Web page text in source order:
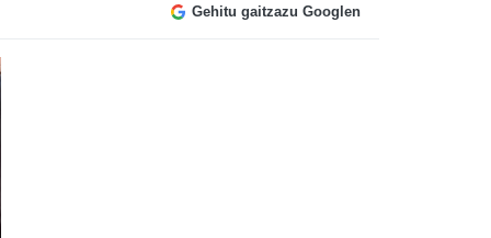
Gehitu gaitzazu Googlen